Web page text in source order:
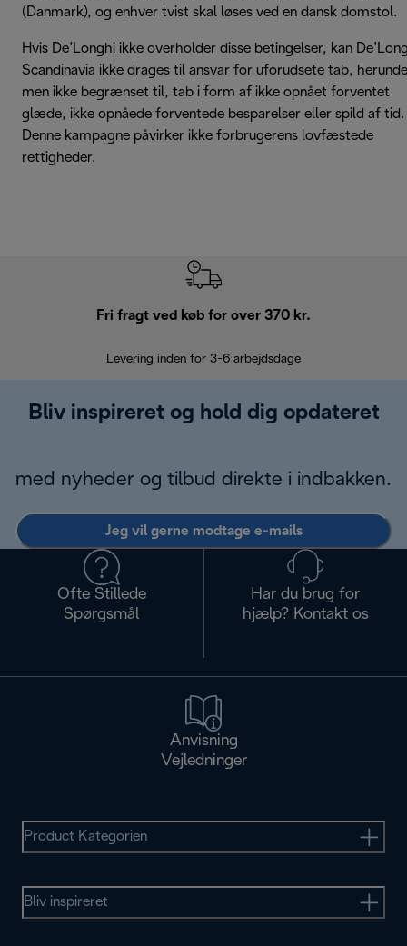
(Danmark), og enhver tvist skal løses ved en dansk domstol.
Hvis De’Longhi ikke overholder disse betingelser, kan
Scandinavia ikke drages til ansvar for uforudsete tab,
men ikke begrænset til, tab i form af ikke opnået forventet
glæde, ikke opnåede forventede besparelser eller spild af tid.
Denne kampagne påvirker ikke forbrugerens lovfæstede
rettigheder.
Fri fragt ved køb for over 370 kr.
Levering inden for 3-6 arbejdsdage
Bliv inspireret og hold dig opdateret
med nyheder og tilbud direkte i indbakken.
Jeg vil gerne modtage e-mails
Ofte Stillede
Spørgsmål
Har du brug for
hjælp? Kontakt os
Anvisning
Vejledninger
Product Kategorien
Bliv inspireret